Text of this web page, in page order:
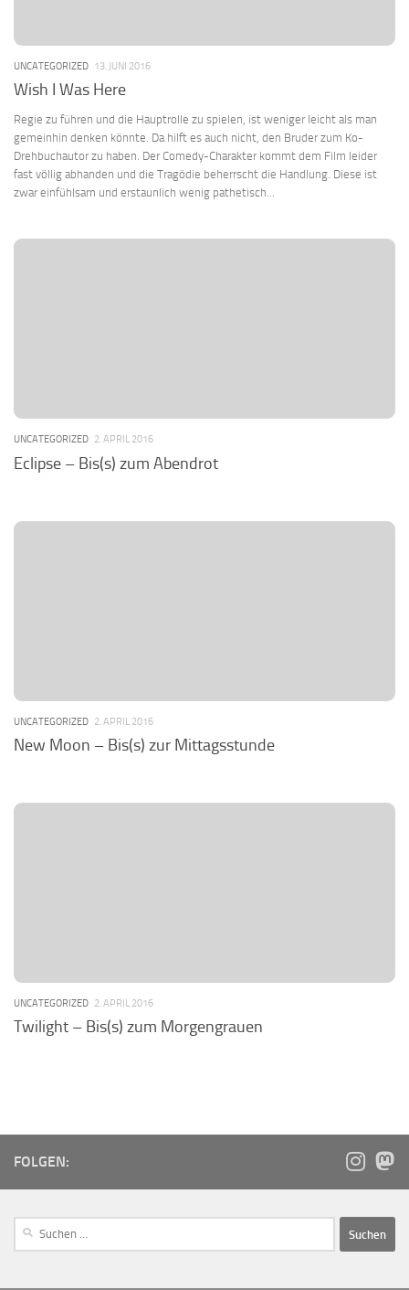
UNCATEGORIZED 13. JUNI 2016
Wish I Was Here
Regie zu führen und die Hauptrolle zu spielen, ist weniger leicht als man
gemeinhin denken könnte. Da hilft es auch nicht, den Bruder zum Ko-
Drehbuchautor zu haben. Der Comedy-Charakter kommt dem Film leider
fast völlig abhanden und die Tragödie beherrscht die Handlung. Diese ist
zwar einfühlsam und erstaunlich wenig pathetisch...
UNCATEGORIZED 2. APRIL 2016
Eclipse – Bis(s) zum Abendrot
UNCATEGORIZED 2. APRIL 2016
New Moon – Bis(s) zur Mittagsstunde
UNCATEGORIZED 2. APRIL 2016
Twilight – Bis(s) zum Morgengrauen
FOLGEN: